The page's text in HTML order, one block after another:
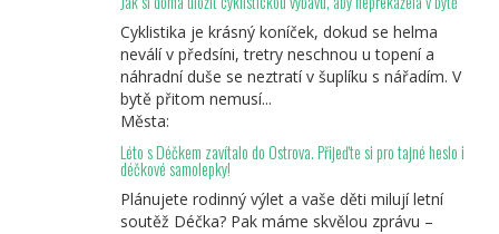
Cyklistika je krásný koníček, dokud se helma
neválí v předsíni, tretry neschnou u topení a
náhradní duše se neztratí v šuplíku s nářadím. V
bytě přitom nemusí...
Města:
Léto s Déčkem zavítalo do Ostrova. Přijeďte si pro tajné heslo i
déčkové samolepky!
Plánujete rodinný výlet a vaše děti milují letní
soutěž Déčka? Pak máme skvělou zprávu –